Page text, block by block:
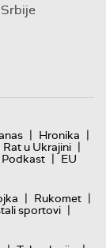
| Hronika |
Rat u Ukrajini |
Podkast | EU
| Rukomet |
sportovi |